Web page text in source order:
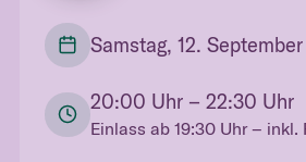
Samstag, 12.
20:00 Uhr– 22:30 Uhr
Einlass ab 19:30Uhr– inkl.